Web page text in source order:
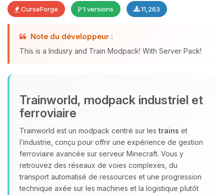
CurseForge 1 versions 11,263
Note du développeur :
This is a Indusry and Train Modpack! With Server Pack!
Trainworld, modpack industriel et
ferroviaire
Trainworld est un modpack centré sur les trains et
l’industrie, conçu pour offrir une expérience de gestion
ferroviaire avancée sur serveur Minecraft. Vous y
retrouvez des réseaux de voies complexes, du
transport automatisé de ressources et une progression
technique axée sur les machines et la logistique plutôt
parler ! Moi c’est Choupy, ton petit
assistant BoxToPlay. Dis-moi ce dont